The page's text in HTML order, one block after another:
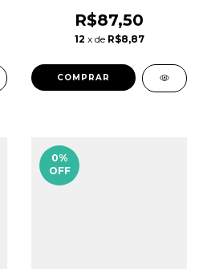
R$87,50
12 x de R$8,87
0%
OFF